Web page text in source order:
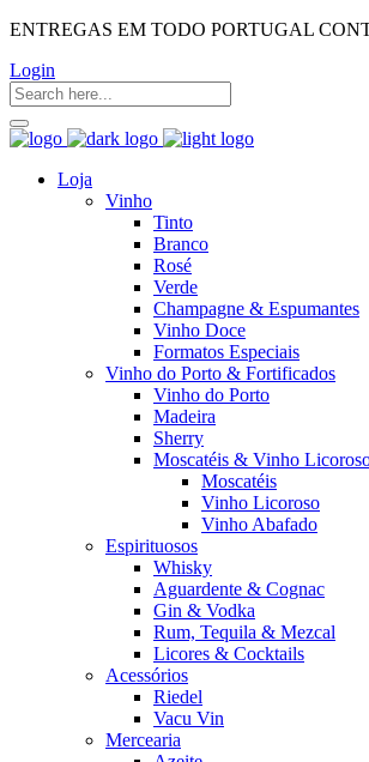
ENTREGAS EM TODO PORTUGAL
Login
Loja
Vinho
Tinto
Branco
Rosé
Verde
Champagne & Espumantes
Vinho Doce
Formatos Especiais
Vinho do Porto & Fortificados
Vinho do Porto
Madeira
Sherry
Moscatéis & Vinho
Moscatéis
Vinho Licoroso
Vinho Abafado
Espirituosos
Whisky
Aguardente & Cognac
Gin & Vodka
Rum, Tequila & Mezcal
Licores & Cocktails
Acessórios
Riedel
Vacu Vin
Mercearia